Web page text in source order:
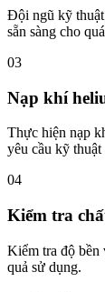
Đội ngũ kỹ
sẵn sàng cho
03
Nạp khí
Thực hiện nạp
yêu cầu kỹ thuật
04
Kiểm tra
Kiểm tra độ bền
quả sử dụng.